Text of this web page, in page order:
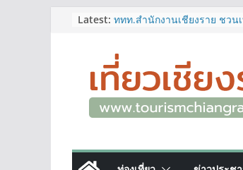
Latest: ททท.สำนักงานเชียงราย ชวน
เก็บแสตมป์ครบ แล้วรับของที่ร
พิเศษ! ทันที
เลขสวย หมวด ขจ เปิดประมู
แล้ววันนี้ เลขเด่น เลขมงคล ค
ดีมีให้เลือกหลากหลายทั้ง 301
จ.เชียงราย ที่ไม่ควรพลาด!
12–16 ส.ค.นี้ เตรียมพบกับมหก